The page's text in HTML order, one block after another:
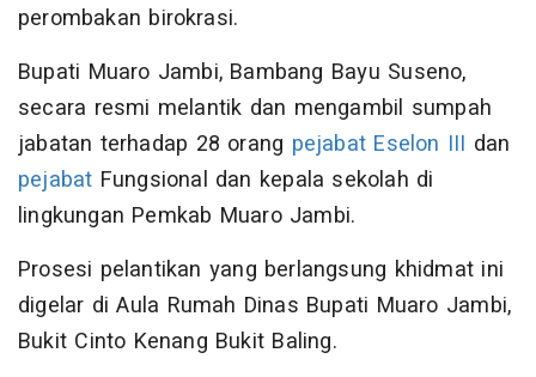
perombakan birokrasi.
Bupati Muaro Jambi, Bambang Bayu Suseno,
secara resmi melantik dan mengambil sumpah
jabatan terhadap 28 orang pejabat Eselon III dan
pejabat Fungsional dan kepala sekolah di
lingkungan Pemkab Muaro Jambi.
Prosesi pelantikan yang berlangsung khidmat ini
digelar di Aula Rumah Dinas Bupati Muaro Jambi,
Bukit Cinto Kenang Bukit Baling.